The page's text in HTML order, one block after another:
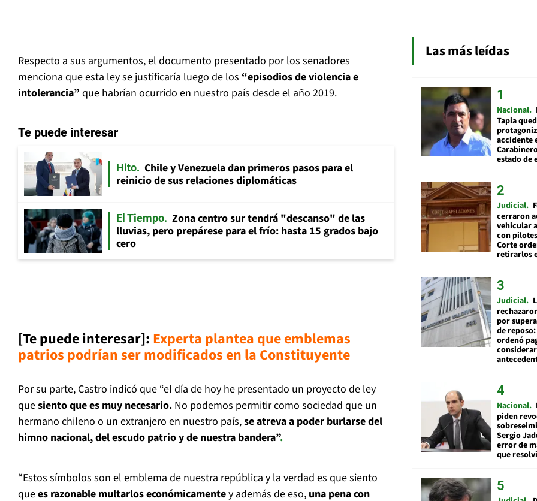
Respecto a sus argumentos, el documento presentado por los senadores
menciona que esta ley se justificaría luego de los “episodios de violencia e
intolerancia” que habrían ocurrido en nuestro país desde el año 2019.
Te puede interesar
Hito
Chile y Venezuela dan primeros pasos para el
reinicio de sus relaciones diplomáticas
El Tiempo
Zona centro sur tendrá "descanso" de las
lluvias, pero prepárese para el frío: hasta 15 grados bajo
cero
[Te puede interesar]: Experta plantea que emblemas
patrios podrían ser modificados en la Constituyente
Por su parte, Castro indicó que “el día de hoy he presentado un proyecto de ley
quesiento que es muy necesario. No podemos permitir como sociedad que un
hermano chileno o un extranjero en nuestro país,se atreva a poder burlarse del
himno nacional, del escudo patrio y de nuestra bandera”.
“Estos símbolos son el emblema de nuestra república y la verdad es que siento
quees razonable multarlos económicamentey además de eso, una pena con
Las más leídas
Nacional
Tapia
accidente
estado de
Judicial
cerraron
vehicular
con
Corte
retirarlos
Judicial
por
de
ordenó
Nacional
piden
Sergio
error de
que